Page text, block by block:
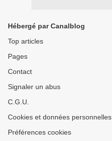
Hébergé par Canalblog
Top articles
Pages
Contact
Signaler un abus
C.G.U.
Cookies et données personnelles
Préférences cookies